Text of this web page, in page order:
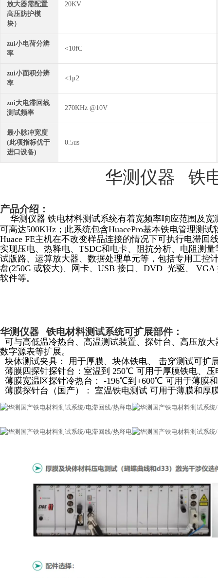
放大器需配置
高压防护模
块）
20KV
zui小电荷分辨
率
<10fC
zui小面积分辨
率
<1μ2
zui大电滞回线
测试频率
270KHz @10V
最小脉冲宽度
(此项指标优于
进口设备)
0.5us
华测仪器 铁
产品介绍：
华测仪器 铁电材料测试系统有着宽频率响应范围及
可高达500KHz；此系统包含HuacePro基本铁电管理测
Huace FE主机在不改变样品连接的情况下可执行电滞
实现压电、热释电、TSDC和电卡、阻抗分析、电阻测
试版路、运算放大器、数据处理单元等，包括专用工控
盘(250G 或较大)、网卡、USB 接口、DVD 光驱、
软件等。
华测仪器 铁电材料测试系统可扩展部件：
可与高低温冷热台、高温测试装置、探针台、高压放
数字源表等扩展。
块体测试夹具： 用于厚膜、块体铁电、 击穿测试可扩
薄膜四探针探针台：室温到 250℃ 可用于厚膜铁电、压
薄膜宽温区探针冷热台： -196℃到+600℃ 可用于薄膜
薄膜探针台（国产）： 室温铁电测试 可用于薄膜和厚